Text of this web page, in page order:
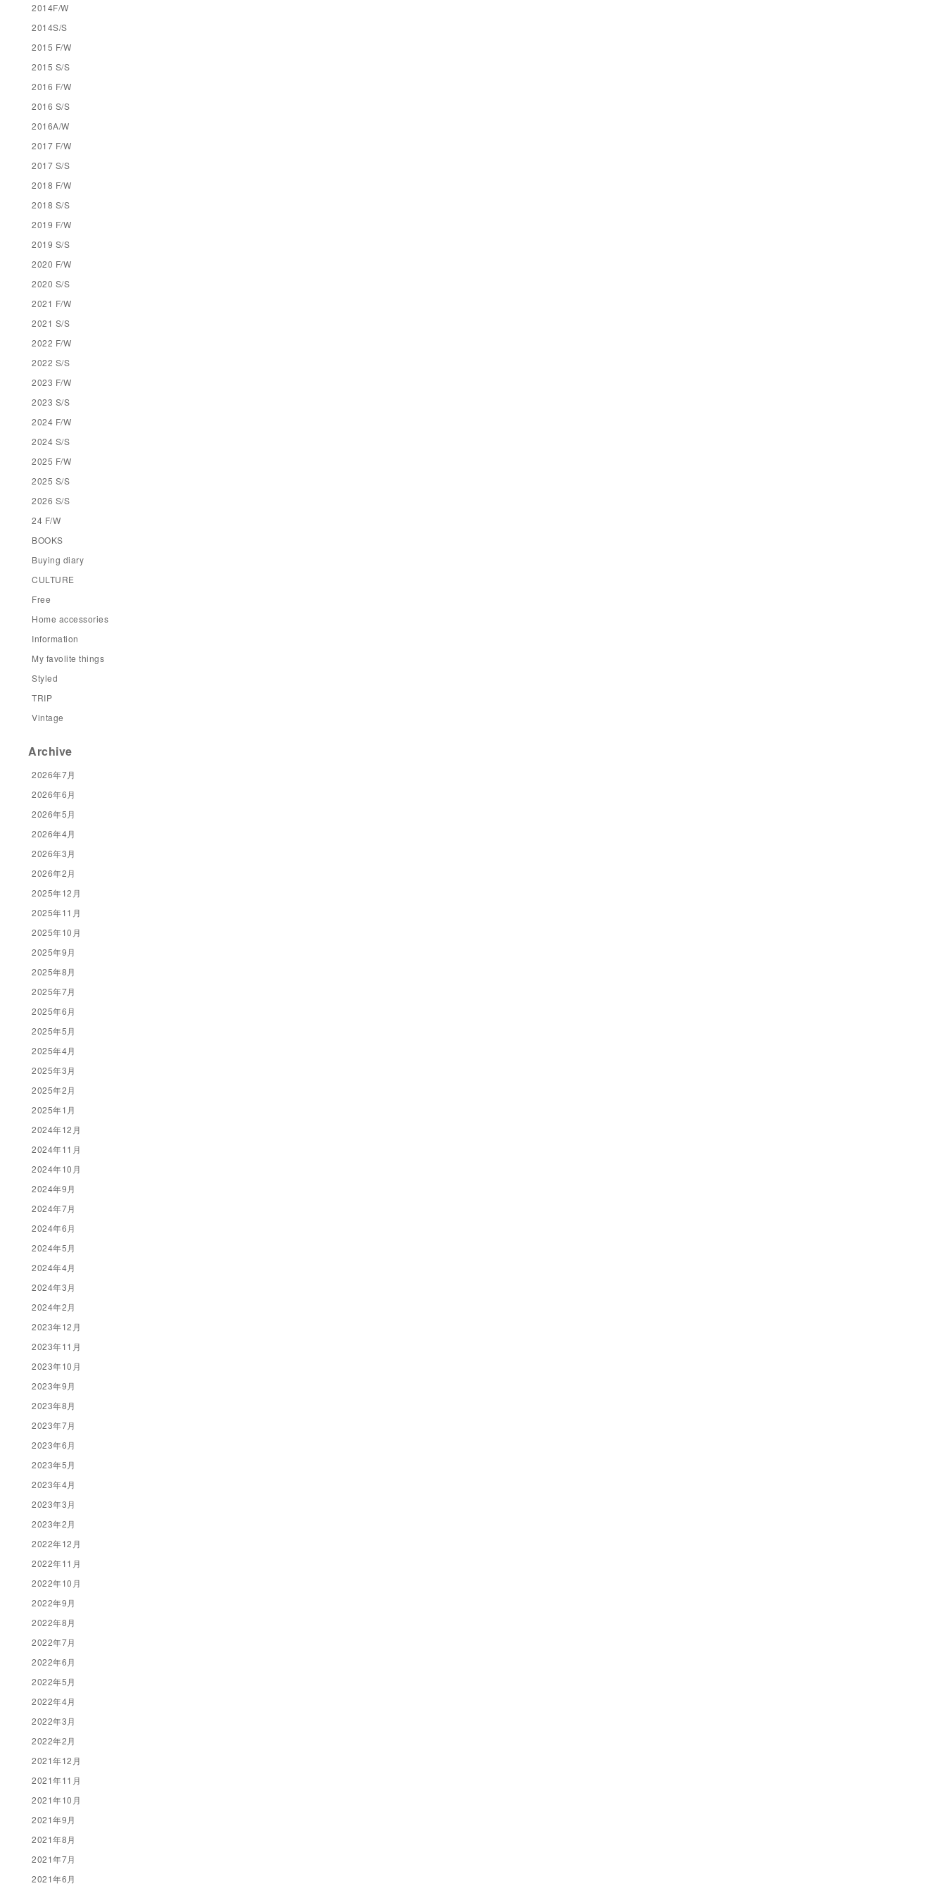
2014F/W
2014S/S
2015 F/W
2015 S/S
2016 F/W
2016 S/S
2016A/W
2017 F/W
2017 S/S
2018 F/W
2018 S/S
2019 F/W
2019 S/S
2020 F/W
2020 S/S
2021 F/W
2021 S/S
2022 F/W
2022 S/S
2023 F/W
2023 S/S
2024 F/W
2024 S/S
2025 F/W
2025 S/S
2026 S/S
24 F/W
BOOKS
Buying diary
CULTURE
Free
Home accessories
Information
My favolite things
Styled
TRIP
Vintage
Archive
2026年7月
2026年6月
2026年5月
2026年4月
2026年3月
2026年2月
2025年12月
2025年11月
2025年10月
2025年9月
2025年8月
2025年7月
2025年6月
2025年5月
2025年4月
2025年3月
2025年2月
2025年1月
2024年12月
2024年11月
2024年10月
2024年9月
2024年7月
2024年6月
2024年5月
2024年4月
2024年3月
2024年2月
2023年12月
2023年11月
2023年10月
2023年9月
2023年8月
2023年7月
2023年6月
2023年5月
2023年4月
2023年3月
2023年2月
2022年12月
2022年11月
2022年10月
2022年9月
2022年8月
2022年7月
2022年6月
2022年5月
2022年4月
2022年3月
2022年2月
2021年12月
2021年11月
2021年10月
2021年9月
2021年8月
2021年7月
2021年6月